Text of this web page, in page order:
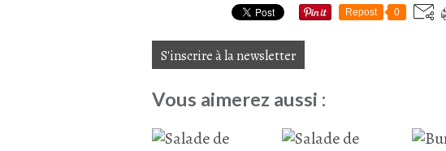
Repost 0
S'inscrire à la newsletter
Vous aimerez aussi :